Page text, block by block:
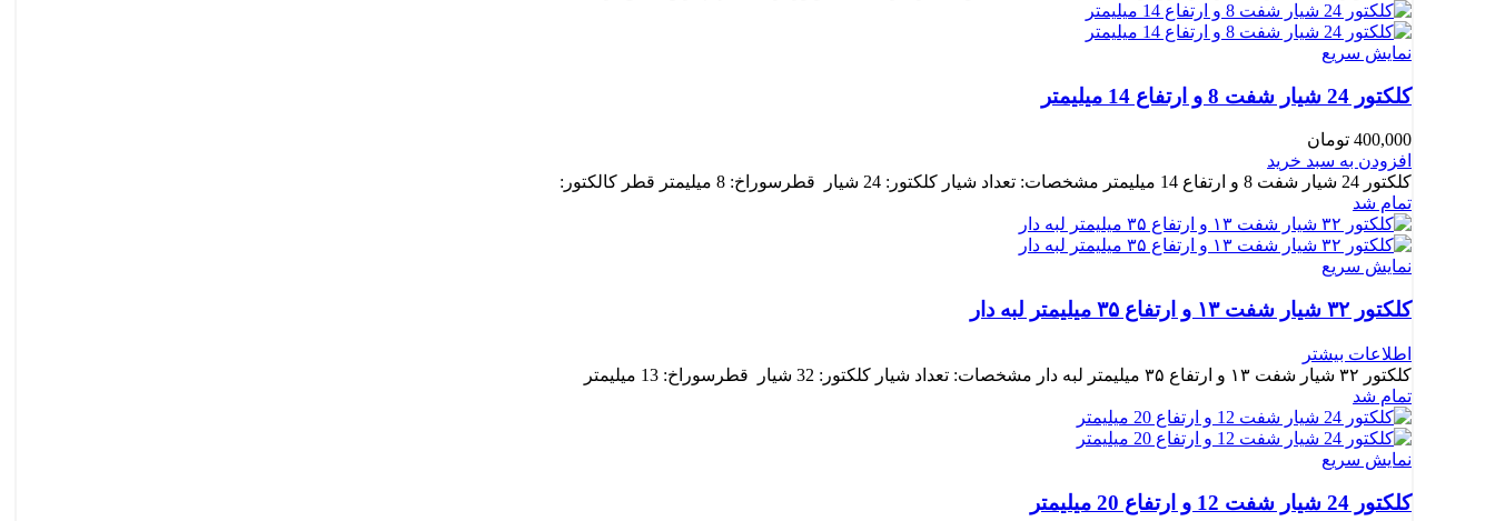
نمایش سریع
کلکتور 24 شیار شفت 8 و ارتفاع 14 میلیمتر
400,000 تومان
افزودن به سبد خرید
کلکتور 24 شیار شفت 8 و ارتفاع 14 میلیمتر مشخصات: تعداد شیار کلکتور: 24 شیار قطرسوراخ: 8 میلیمتر قطر کالکتور:
تمام شد
نمایش سریع
کلکتور ۳۲ شیار شفت ۱۳ و ارتفاع ۳۵ میلیمتر لبه دار
اطلاعات بیشتر
کلکتور ۳۲ شیار شفت ۱۳ و ارتفاع ۳۵ میلیمتر لبه دار مشخصات: تعداد شیار کلکتور: 32 شیار قطرسوراخ: 13 میلیمتر
تمام شد
نمایش سریع
کلکتور 24 شیار شفت 12 و ارتفاع 20 میلیمتر